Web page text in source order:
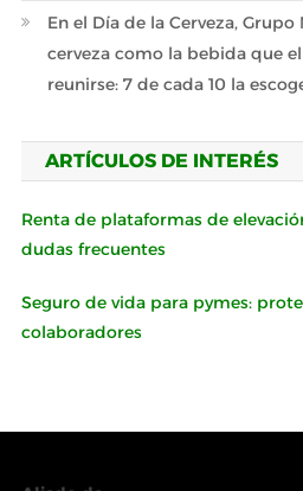
En el Día de la Cerveza,
cerveza como la bebida que
reunirse: 7 de cada 10 la
ARTÍCULOS DE INTERÉS
Renta de plataformas de
dudas frecuentes
Seguro de vida para pymes:
colaboradores